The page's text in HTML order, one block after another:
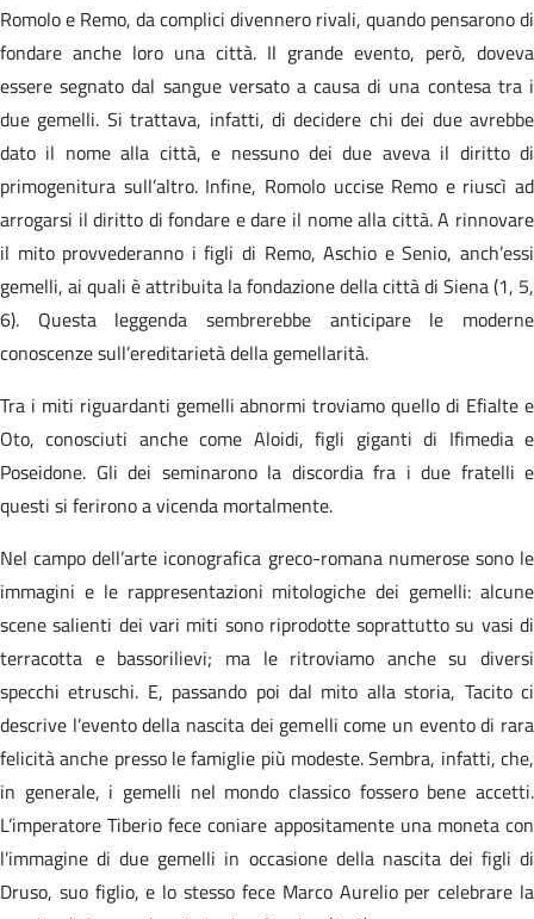
Romolo e Remo, da complici divennero rivali, quando pensarono di
fondare anche loro una città. Il grande evento, però, doveva
essere segnato dal sangue versato a causa di una contesa tra i
due gemelli. Si trattava, infatti, di decidere chi dei due avrebbe
dato il nome alla città, e nessuno dei due aveva il diritto di
primogenitura sull’altro. Infine, Romolo uccise Remo e riuscì ad
arrogarsi il diritto di fondare e dare il nome alla città. A rinnovare
il mito provvederanno i figli di Remo, Aschio e Senio, anch’essi
gemelli, ai quali è attribuita la fondazione della città di Siena (1, 5,
6). Questa leggenda sembrerebbe anticipare le moderne
conoscenze sull’ereditarietà della gemellarità.
Tra i miti riguardanti gemelli abnormi troviamo quello di Efialte e
Oto, conosciuti anche come Aloidi, figli giganti di Ifimedia e
Poseidone. Gli dei seminarono la discordia fra i due fratelli e
questi si ferirono a vicenda mortalmente.
Nel campo dell’arte iconografica greco-romana numerose sono le
immagini e le rappresentazioni mitologiche dei gemelli: alcune
scene salienti dei vari miti sono riprodotte soprattutto su vasi di
terracotta e bassorilievi; ma le ritroviamo anche su diversi
specchi etruschi. E, passando poi dal mito alla storia, Tacito ci
descrive l’evento della nascita dei gemelli come un evento di rara
felicità anche presso le famiglie più modeste. Sembra, infatti, che,
in generale, i gemelli nel mondo classico fossero bene accetti.
L’imperatore Tiberio fece coniare appositamente una moneta con
l’immagine di due gemelli in occasione della nascita dei figli di
Druso, suo figlio, e lo stesso fece Marco Aurelio per celebrare la